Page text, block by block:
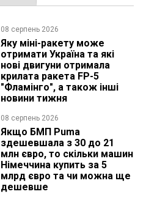
08 серпень 2026
Яку міні-ракету може
отримати Україна та які
нові двигуни отримала
крилата ракета FP-5
"Фламінго", а також інші
новини тижня
08 серпень 2026
Якщо БМП Puma
здешевшала з 30 до 21
млн євро, то скільки машин
Німеччина купить за 5
млрд євро та чи можна ще
дешевше